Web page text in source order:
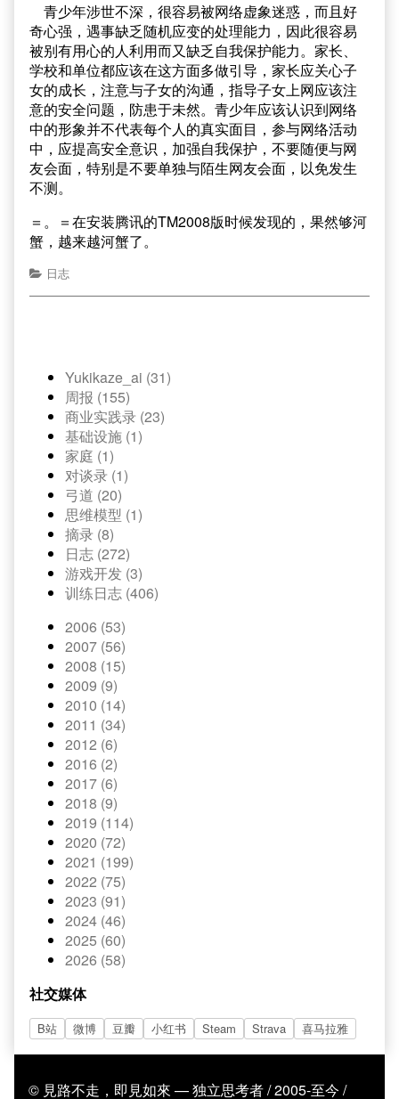
青少年涉世不深，很容易被网络虚象迷惑，而且好
奇心强，遇事缺乏随机应变的处理能力，因此很容易
被别有用心的人利用而又缺乏自我保护能力。家长、
学校和单位都应该在这方面多做引导，家长应关心子
女的成长，注意与子女的沟通，指导子女上网应该注
意的安全问题，防患于未然。青少年应该认识到网络
中的形象并不代表每个人的真实面目，参与网络活动
中，应提高安全意识，加强自我保护，不要随便与网
友会面，特别是不要单独与陌生网友会面，以免发生
不测。
＝。＝在安装腾讯的TM2008版时候发现的，果然够河
蟹，越来越河蟹了。
日志
Yukikaze_ai (31)
周报 (155)
商业实践录 (23)
基础设施 (1)
家庭 (1)
对谈录 (1)
弓道 (20)
思维模型 (1)
摘录 (8)
日志 (272)
游戏开发 (3)
训练日志 (406)
2006 (53)
2007 (56)
2008 (15)
2009 (9)
2010 (14)
2011 (34)
2012 (6)
2016 (2)
2017 (6)
2018 (9)
2019 (114)
2020 (72)
2021 (199)
2022 (75)
2023 (91)
2024 (46)
2025 (60)
2026 (58)
社交媒体
B站 微博 豆瓣 小红书 Steam Strava 喜马拉雅
© 見路不走，即見如來 — 独立思考者 / 2005-至今 /